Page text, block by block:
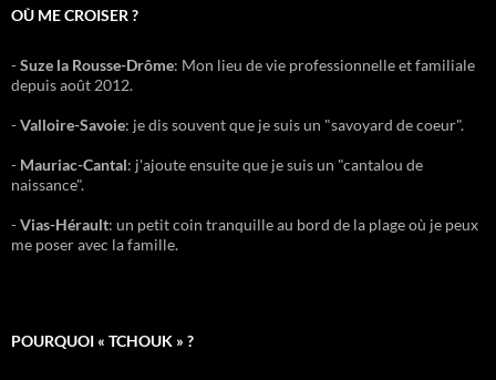
OÙ ME CROISER ?
-Suze la Rousse-Drôme: Mon lieu de vie professionnelle et familiale
depuis août 2012.
-Valloire-Savoie: je dis souvent que je suis un "savoyard de coeur".
- Mauriac-Cantal: j'ajoute ensuite que je suis un "cantalou de
naissance".
-Vias-Hérault: un petit coin tranquille au bord de la plage où je peux
me poser avec la famille.
POURQUOI « TCHOUK » ?